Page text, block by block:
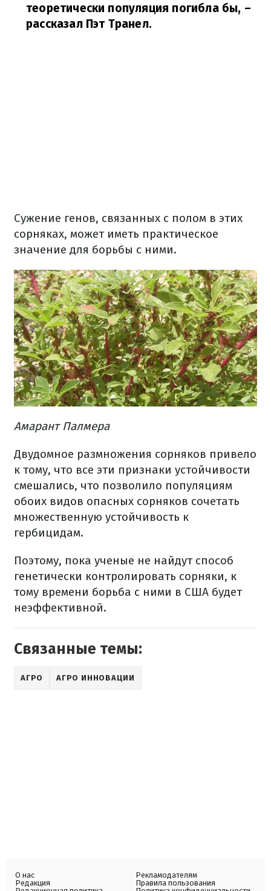
теоретически популяция погибла бы, –
рассказал Пэт Транел.
Сужение генов, связанных с полом в этих
сорняках, может иметь практическое
значение для борьбы с ними.
Амарант Палмера
Двудомное размножения сорняков привело
к тому, что все эти признаки устойчивости
смешались, что позволило популяциям
обоих видов опасных сорняков сочетать
множественную устойчивость к
гербицидам.
Поэтому, пока ученые не найдут способ
генетически контролировать сорняки, к
тому времени борьба с ними в США будет
неэффективной.
Связанные темы:
АГРО АГРО ИННОВАЦИИ
О нас
Редакция
Рекламодателям
Правила пользования